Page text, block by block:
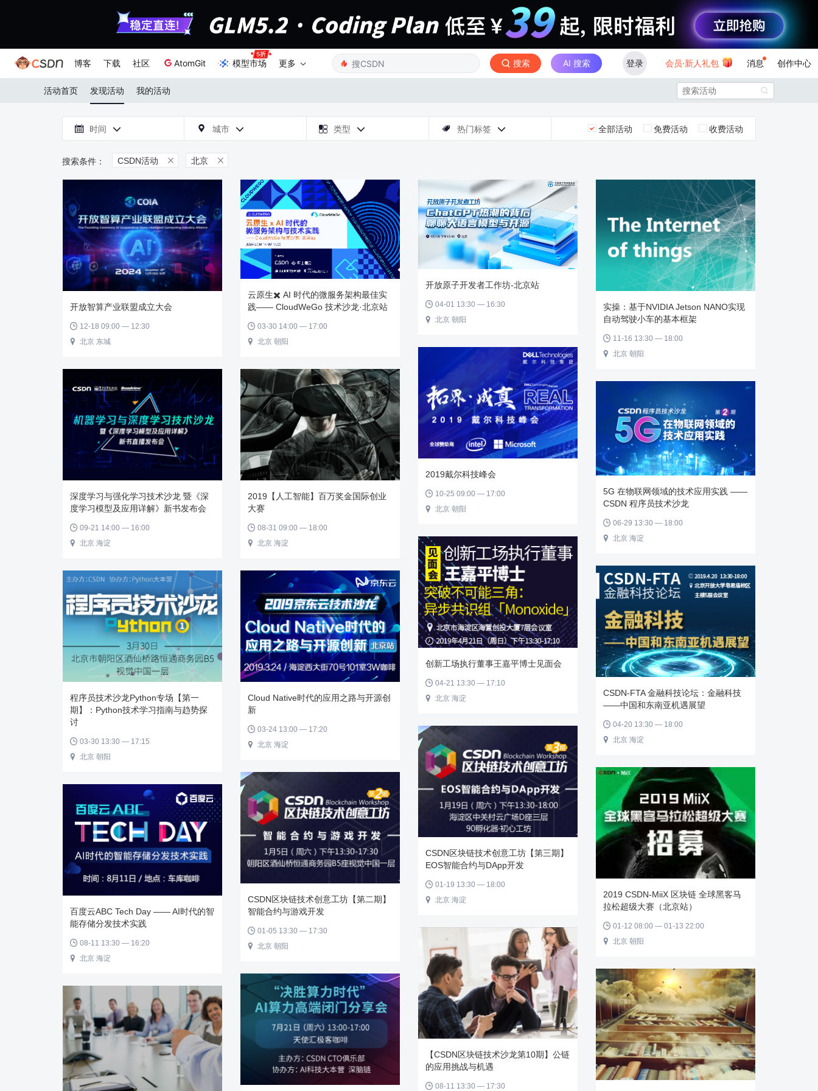
博客 下载 社区 AtomGit 模型市场 更多 搜索 AI 搜索 登录 会员·新人礼包 消息 创作中心
活动首页 发现活动 我的活动 
 时间   城市   类型   热门标签  全部活动 免费活动 收费活动
CSDN活动  北京 
开放智算产业联盟成立大会
 12-18 09:00 — 12:30
 北京 东城
云原生✖️ AI 时代的微服务架构最佳实
践—— CloudWeGo 技术沙龙·北京站
 03-30 14:00 — 17:00
 北京 朝阳
开放原子开发者工作坊-北京站
 04-01 13:30 — 16:30
 北京 朝阳
实操：基于NVIDIA Jetson NANO实现
自动驾驶小车的基本框架
 11-16 13:30 — 18:00
 北京 朝阳
2019戴尔科技峰会
 10-25 09:00 — 17:00
 北京 朝阳
深度学习与强化学习技术沙龙 暨《深
度学习模型及应用详解》新书发布会
 09-21 14:00 — 16:00
 北京 海淀
2019【人工智能】百万奖金国际创业
大赛
 08-31 09:00 — 18:00
 北京 海淀
5G 在物联网领域的技术应用实践 ——
CSDN 程序员技术沙龙
 06-29 13:30 — 18:00
 北京 海淀
创新工场执行董事王嘉平博士见面会
 04-21 13:30 — 17:10
 北京 海淀
CSDN-FTA 金融科技论坛：金融科技
——中国和东南亚机遇展望
 04-20 13:30 — 18:00
 北京 海淀
程序员技术沙龙Python专场【第一
期】：Python技术学习指南与趋势探
讨
 03-30 13:30 — 17:15
 北京 朝阳
Cloud Native时代的应用之路与开源创
新
 03-24 13:00 — 17:20
 北京 海淀
CSDN区块链技术创意工坊【第三期】
EOS智能合约与DApp开发
 01-19 13:30 — 18:00
 北京 海淀
2019 CSDN-MiiX 区块链 全球黑客马
拉松超级大赛（北京站）
 01-12 08:00 — 01-13 22:00
 北京 朝阳
CSDN区块链技术创意工坊【第二期】
智能合约与游戏开发
 01-05 13:30 — 17:30
 北京 朝阳
百度云ABC Tech Day —— AI时代的智
能存储分发技术实践
 08-11 13:30 — 16:20
 北京 海淀
【CSDN区块链技术沙龙第10期】公链
的应用挑战与机遇
 08-11 13:30 — 17:30